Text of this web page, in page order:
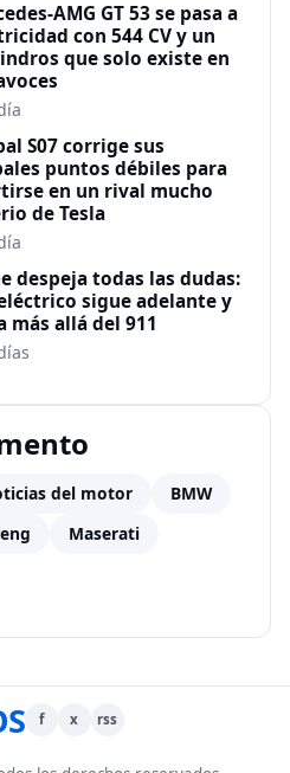
AMG GT 53 se pasa a
con 544 CV y un
que solo existe en
S07 corrige sus
puntos débiles para
en un rival mucho
de Tesla
despeja todas las dudas:
sigue adelante y
más allá del 911
del motor
BMW
Maserati
f x rss